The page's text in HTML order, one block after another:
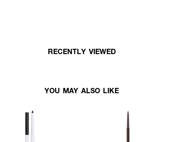
RECENTLY VIEWED
YOU MAY ALSO LIKE